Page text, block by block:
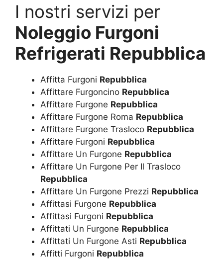
I nostri servizi per
Noleggio Furgoni
Refrigerati Repubblica
Affitta Furgoni Repubblica
Affittare Furgoncino Repubblica
Affittare Furgone Repubblica
Affittare Furgone Roma Repubblica
Affittare Furgone Trasloco Repubblica
Affittare Furgoni Repubblica
Affittare Un Furgone Repubblica
Affittare Un Furgone Per Il Trasloco
Repubblica
Affittare Un Furgone Prezzi Repubblica
Affittasi Furgone Repubblica
Affittasi Furgoni Repubblica
Affittati Un Furgone Repubblica
Affittati Un Furgone Asti Repubblica
Affitti Furgoni Repubblica